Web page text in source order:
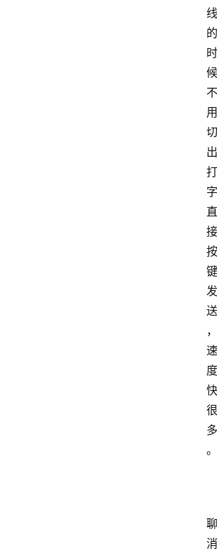
线
的
时
候
不
用
切
出
打
字
直
接
按
键
发
送
，
速
度
快
很
多
。
聊
消